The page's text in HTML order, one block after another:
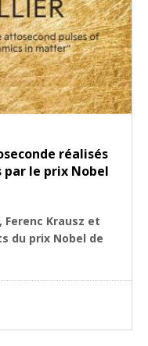
réalisés
par le prix Nobel
Krausz et
du prix Nobel de